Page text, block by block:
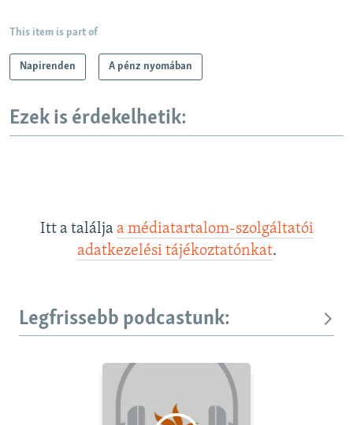
This item is part of
Napirenden A pénz nyomában
Ezek is érdekelhetik:
Itt a találja a médiatartalom-szolgáltatói
adatkezelési tájékoztatónkat.
Legfrissebb podcastunk: